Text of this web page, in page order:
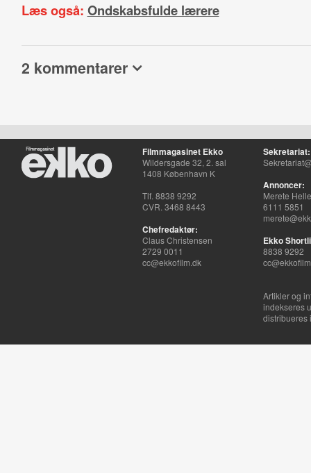
Læs også: Ondskabsfulde lærere
2 kommentarer
Filmmagasinet Ekko
Wildersgade 32, 2. sal
1408 København K
Tlf. 8838 9292
CVR. 3468 8443
Chefredaktør:
Claus Christensen
2729 0011
cc@ekkofilm.dk
Sekretariat:
Annoncer:
Merete
6111 5851
Ekko
8838 9292
Artikler og
indekseres
distribueres